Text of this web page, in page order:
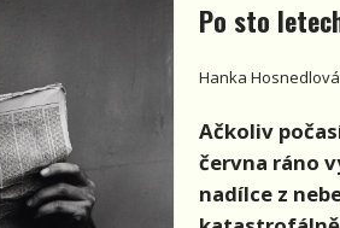
Po sto
Hanka Hosnedlová
Ačkoliv
června ráno
nadílce z